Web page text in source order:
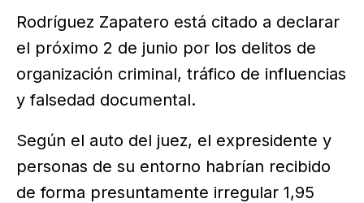
Rodríguez Zapatero está citado a declarar
el próximo 2 de junio por los delitos de
organización criminal, tráfico de influencias
y falsedad documental.
Según el auto del juez, el expresidente y
personas de su entorno habrían recibido
de forma presuntamente irregular 1,95